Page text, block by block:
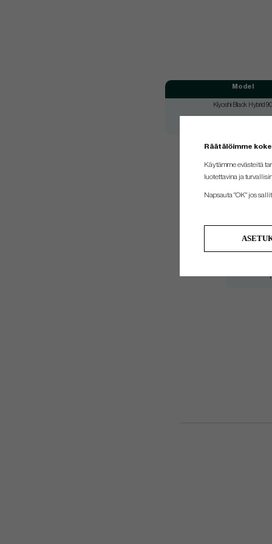
Model
Kiyoshi Black Hybrid 90
Räätälöimme
Käytämme evästeitä
luotettavina ja
Napsauta "OK" jos